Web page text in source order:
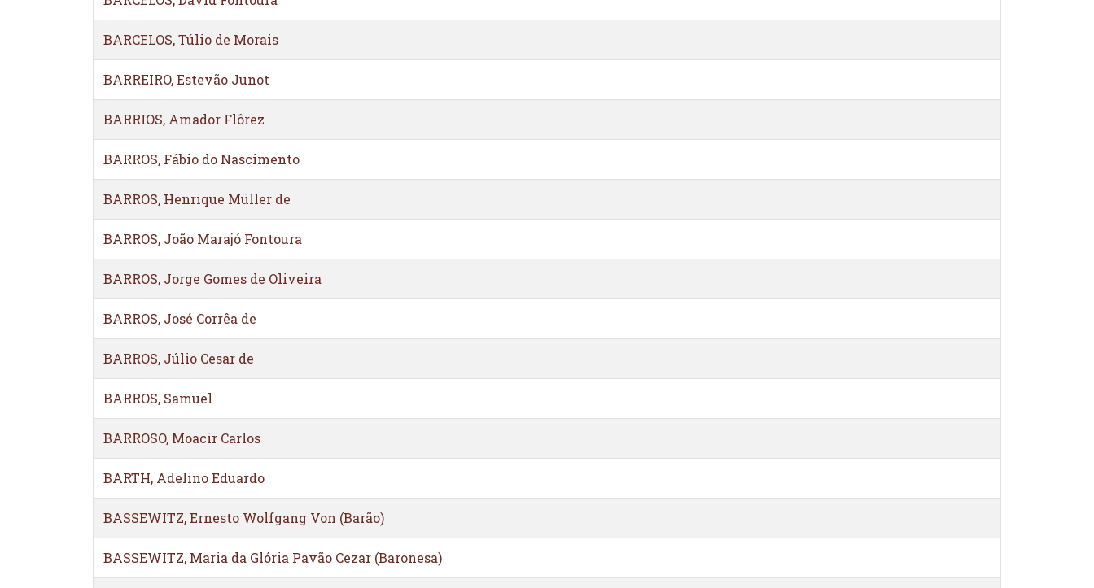
BARCELOS, Túlio de Morais
BARREIRO, Estevão Junot
BARRIOS, Amador Flôrez
BARROS, Fábio do Nascimento
BARROS, Henrique Müller de
BARROS, João Marajó Fontoura
BARROS, Jorge Gomes de Oliveira
BARROS, José Corrêa de
BARROS, Júlio Cesar de
BARROS, Samuel
BARROSO, Moacir Carlos
BARTH, Adelino Eduardo
BASSEWITZ, Ernesto Wolfgang Von (Barão)
BASSEWITZ, Maria da Glória Pavão Cezar (Baronesa)